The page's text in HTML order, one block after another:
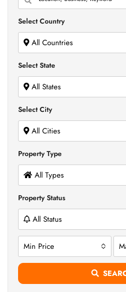
Select Country
All Countries
Select State
All States
Select City
All Cities
Property Type
All Types
Property Status
All Status
Min Price